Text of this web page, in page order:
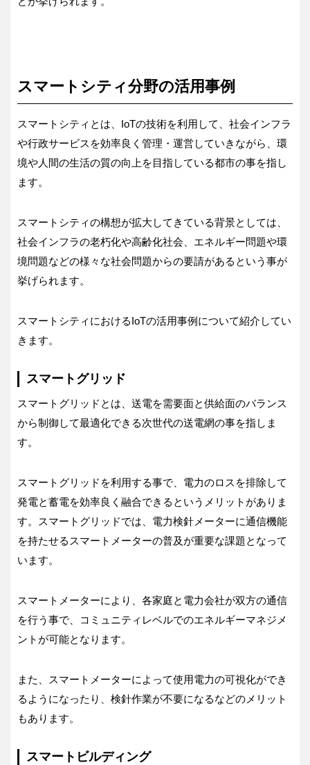
スマートシティ分野の活用事例
スマートシティとは、IoTの技術を利用して、社会インフラ
や行政サービスを効率良く管理・運営していきながら、環
境や人間の生活の質の向上を目指している都市の事を指し
ます。
スマートシティの構想が拡大してきている背景としては、
社会インフラの老朽化や高齢化社会、エネルギー問題や環
境問題などの様々な社会問題からの要請があるという事が
挙げられます。
スマートシティにおけるIoTの活用事例について紹介してい
きます。
スマートグリッド
スマートグリッドとは、送電を需要面と供給面のバランス
から制御して最適化できる次世代の送電網の事を指しま
す。
スマートグリッドを利用する事で、電力のロスを排除して
発電と蓄電を効率良く融合できるというメリットがありま
す。スマートグリッドでは、電力検針メーターに通信機能
を持たせるスマートメーターの普及が重要な課題となって
います。
スマートメーターにより、各家庭と電力会社が双方の通信
を行う事で、コミュニティレベルでのエネルギーマネジメ
ントが可能となります。
また、スマートメーターによって使用電力の可視化ができ
るようになったり、検針作業が不要になるなどのメリット
もあります。
スマートビルディング